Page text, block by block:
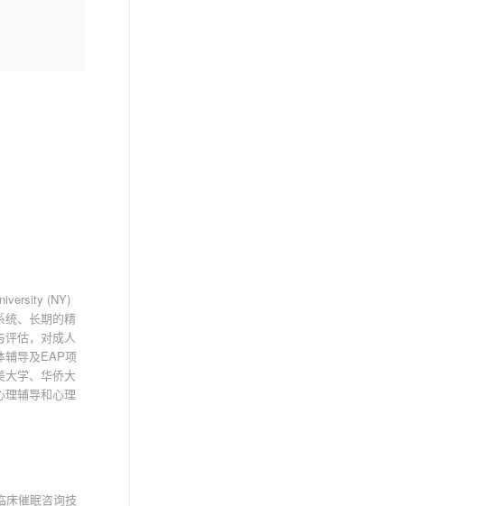
(NY)
统、长期的精
估，对成人
辅导及EAP项
大学、华侨大
理辅导和心理
床催眠咨询技